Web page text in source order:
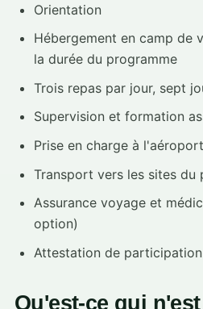
Orientation
Hébergement en camp de
la durée du programme
Trois repas par jour, sept
Supervision et formation
Prise en charge à
Transport vers les sites du
Assurance voyage et
option)
Attestation de
Qu'est-ce qui